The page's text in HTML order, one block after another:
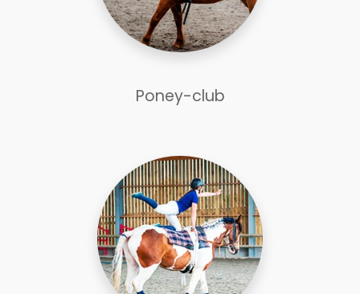
Poney-club